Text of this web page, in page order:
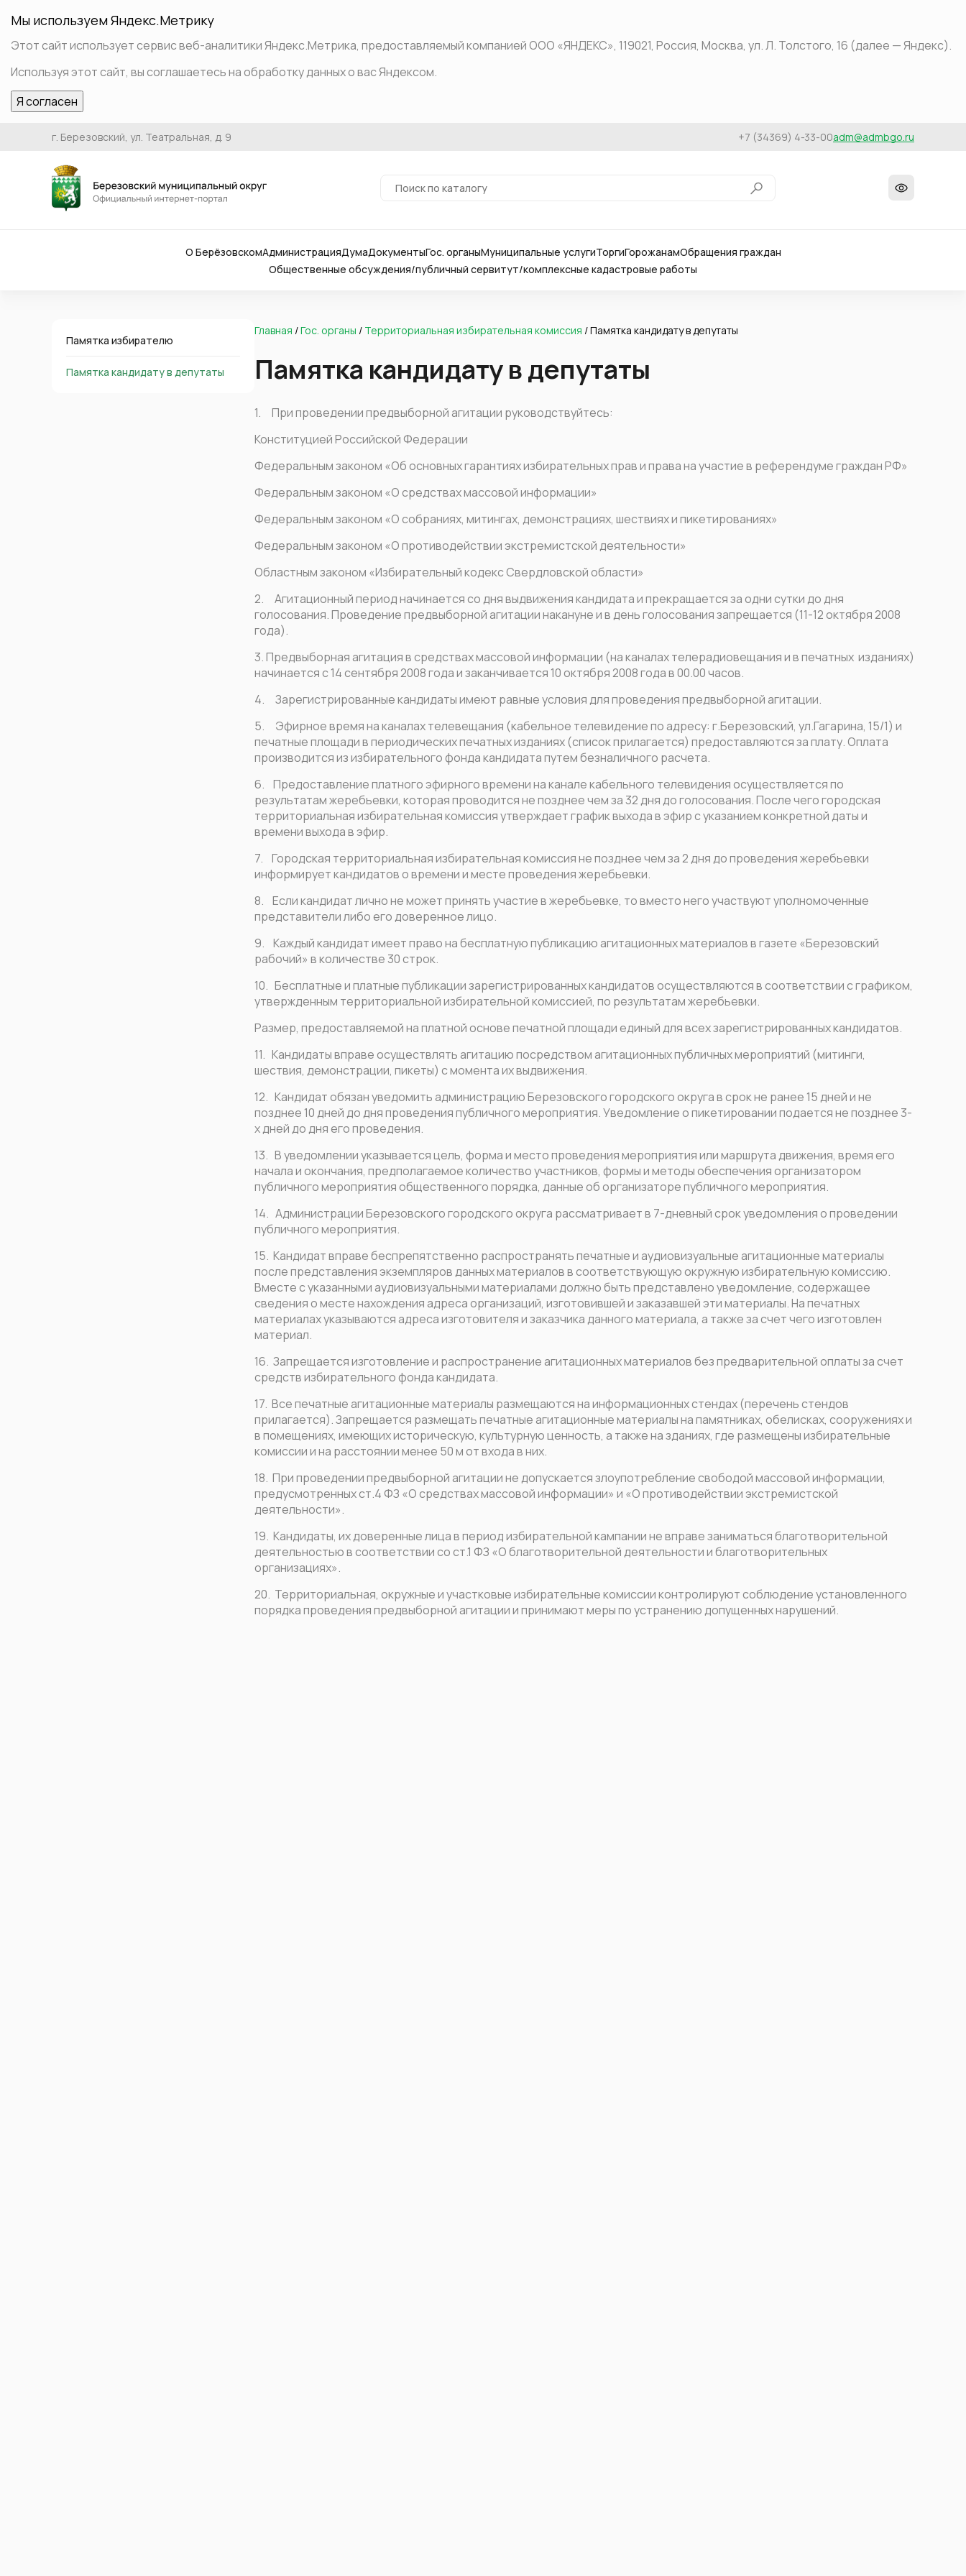
Мы используем Яндекс.Метрику
Этот сайт использует сервис веб-аналитики Яндекс.Метрика, предоставляемый компанией ООО «ЯНДЕКС», 119021, Россия, Москва, ул. Л. Толстого, 16 (далее — Яндекс).
Используя этот сайт, вы соглашаетесь на обработку данных о вас Яндексом.
Я согласен
г. Березовский, ул. Театральная, д. 9 +7 (34369) 4-33-00adm@admbgo.ru
О БерёзовскомАдминистрацияДумаДокументыГос. органыМуниципальные услугиТоргиГорожанамОбращения граждан
Общественные обсуждения/публичный сервитут/комплексные кадастровые работы
Памятка избирателю
Памятка кандидату в депутаты
Главная /Гос. органы / Территориальная избирательная комиссия /Памятка кандидату в депутаты
Памятка кандидату в депутаты
1. При проведении предвыборной агитации руководствуйтесь:
Конституцией Российской Федерации
Федеральным законом «Об основных гарантиях избирательных прав и права на участие в референдуме граждан РФ»
Федеральным законом «О средствах массовой информации»
Федеральным законом «О собраниях, митингах, демонстрациях, шествиях и пикетированиях»
Федеральным законом «О противодействии экстремистской деятельности»
Областным законом «Избирательный кодекс Свердловской области»
2. Агитационный период начинается со дня выдвижения кандидата и прекращается за одни сутки до дня
голосования. Проведение предвыборной агитации накануне и в день голосования запрещается (11-12 октября 2008
года).
3. Предвыборная агитация в средствах массовой информации (на каналах телерадиовещания и в печатных изданиях)
начинается с 14 сентября 2008 года и заканчивается 10 октября 2008 года в 00.00 часов.
4. Зарегистрированные кандидаты имеют равные условия для проведения предвыборной агитации.
5. Эфирное время на каналах телевещания (кабельное телевидение по адресу: г.Березовский, ул.Гагарина, 15/1) и
печатные площади в периодических печатных изданиях (список прилагается) предоставляются за плату. Оплата
производится из избирательного фонда кандидата путем безналичного расчета.
6. Предоставление платного эфирного времени на канале кабельного телевидения осуществляется по
результатам жеребьевки, которая проводится не позднее чем за 32 дня до голосования. После чего городская
территориальная избирательная комиссия утверждает график выхода в эфир с указанием конкретной даты и
времени выхода в эфир.
7. Городская территориальная избирательная комиссия не позднее чем за 2 дня до проведения жеребьевки
информирует кандидатов о времени и месте проведения жеребьевки.
8. Если кандидат лично не может принять участие в жеребьевке, то вместо него участвуют уполномоченные
представители либо его доверенное лицо.
9. Каждый кандидат имеет право на бесплатную публикацию агитационных материалов в газете «Березовский
рабочий» в количестве 30 строк.
10. Бесплатные и платные публикации зарегистрированных кандидатов осуществляются в соответствии с графиком,
утвержденным территориальной избирательной комиссией, по результатам жеребьевки.
Размер, предоставляемой на платной основе печатной площади единый для всех зарегистрированных кандидатов.
11. Кандидаты вправе осуществлять агитацию посредством агитационных публичных мероприятий (митинги,
шествия, демонстрации, пикеты) с момента их выдвижения.
12. Кандидат обязан уведомить администрацию Березовского городского округа в срок не ранее 15 дней и не
позднее 10 дней до дня проведения публичного мероприятия. Уведомление о пикетировании подается не позднее 3-
х дней до дня его проведения.
13. В уведомлении указывается цель, форма и место проведения мероприятия или маршрута движения, время его
начала и окончания, предполагаемое количество участников, формы и методы обеспечения организатором
публичного мероприятия общественного порядка, данные об организаторе публичного мероприятия.
14. Администрации Березовского городского округа рассматривает в 7-дневный срок уведомления о проведении
публичного мероприятия.
15. Кандидат вправе беспрепятственно распространять печатные и аудиовизуальные агитационные материалы
после представления экземпляров данных материалов в соответствующую окружную избирательную комиссию.
Вместе с указанными аудиовизуальными материалами должно быть представлено уведомление, содержащее
сведения о месте нахождения адреса организаций, изготовившей и заказавшей эти материалы. На печатных
материалах указываются адреса изготовителя и заказчика данного материала, а также за счет чего изготовлен
материал.
16. Запрещается изготовление и распространение агитационных материалов без предварительной оплаты за счет
средств избирательного фонда кандидата.
17. Все печатные агитационные материалы размещаются на информационных стендах (перечень стендов
прилагается). Запрещается размещать печатные агитационные материалы на памятниках, обелисках, сооружениях и
в помещениях, имеющих историческую, культурную ценность, а также на зданиях, где размещены избирательные
комиссии и на расстоянии менее 50 м от входа в них.
18. При проведении предвыборной агитации не допускается злоупотребление свободой массовой информации,
предусмотренных ст.4 ФЗ «О средствах массовой информации» и «О противодействии экстремистской
деятельности».
19. Кандидаты, их доверенные лица в период избирательной кампании не вправе заниматься благотворительной
деятельностью в соответствии со ст.1 ФЗ «О благотворительной деятельности и благотворительных
организациях».
20. Территориальная, окружные и участковые избирательные комиссии контролируют соблюдение установленного
порядка проведения предвыборной агитации и принимают меры по устранению допущенных нарушений.